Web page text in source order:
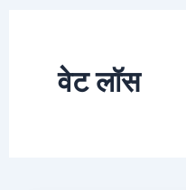
वेट लॉस